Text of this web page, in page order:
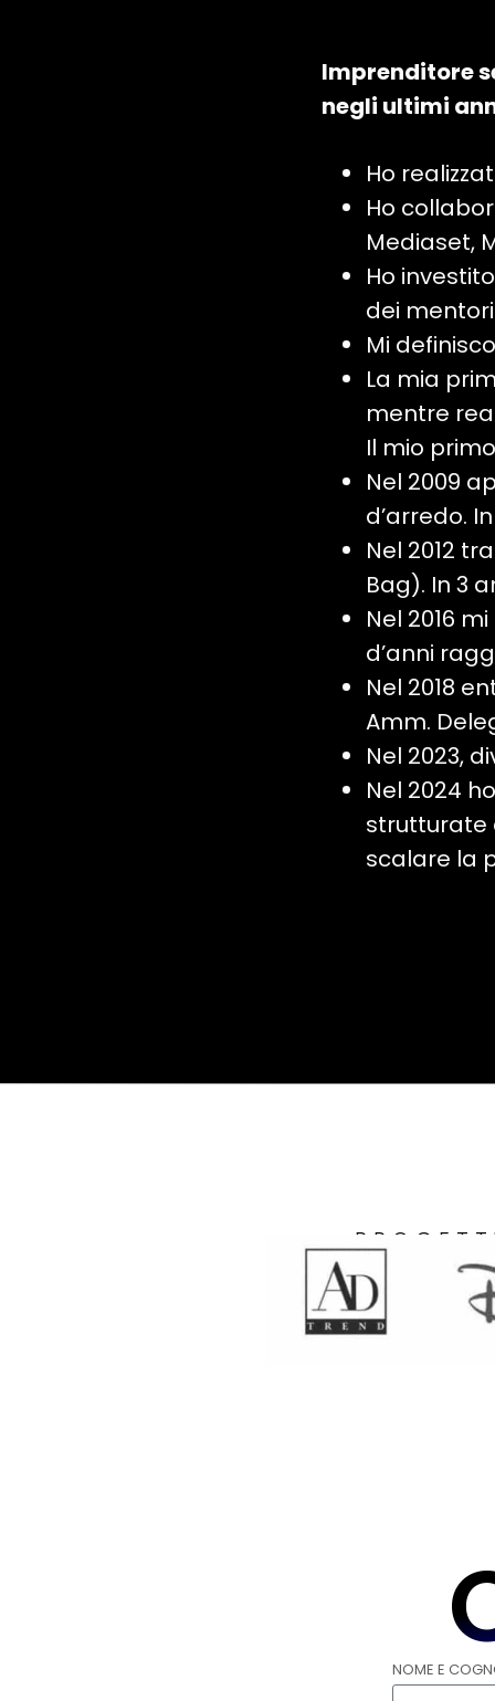
Imprenditore
negli ultimi
Ho
Ho
Mediaset,
Ho
dei mentori
Mi
La mia
mentre
Il mio
Nel 2009
d’arredo.
Nel 2012
Bag). In 3
Nel 2016
d’anni
Nel 2018
Amm.
Nel 2023,
Nel 2024
strutturate
scalare la
NOME E